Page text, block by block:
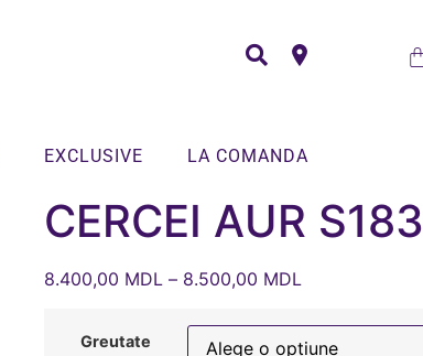
EXCLUSIVE LA COMANDA
CERCEI AUR S183
8.400,00 MDL – 8.500,00 MDL
Greutate